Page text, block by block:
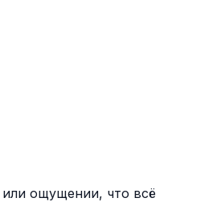
ощущении, что всё